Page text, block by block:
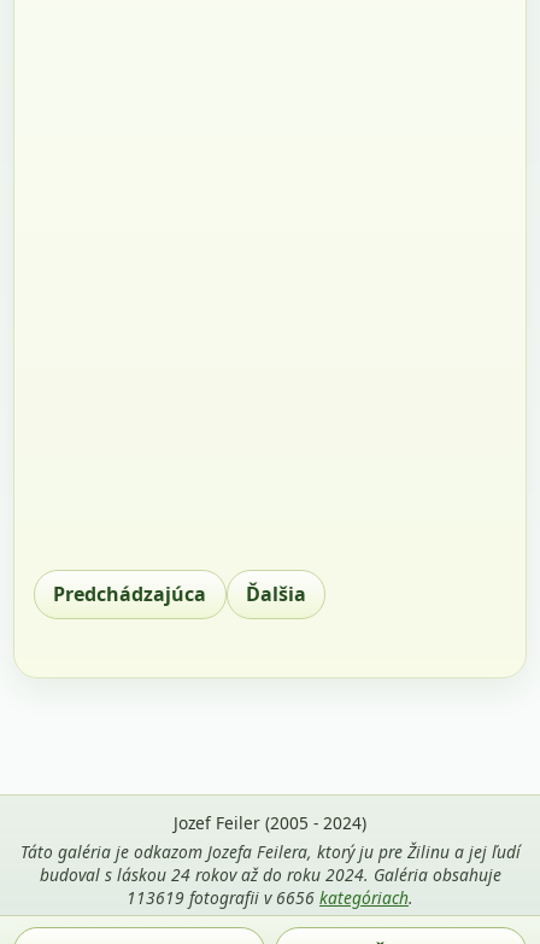
Predchádzajúca Ďalšia
Jozef Feiler (2005 - 2024)
Táto galéria je odkazom Jozefa Feilera, ktorý ju pre Žilinu a jej ľudí
budoval s láskou 24 rokov až do roku 2024. Galéria obsahuje
113619 fotografii v 6656 kategóriach.
Použitie fotografií z tejto stránky je povolené len s uvedením